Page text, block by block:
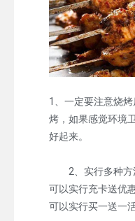
1、一定要注意烧
烤，如果感觉环境
好起来。
2、实行多种方
可以实行充卡送优
可以实行买一送一活